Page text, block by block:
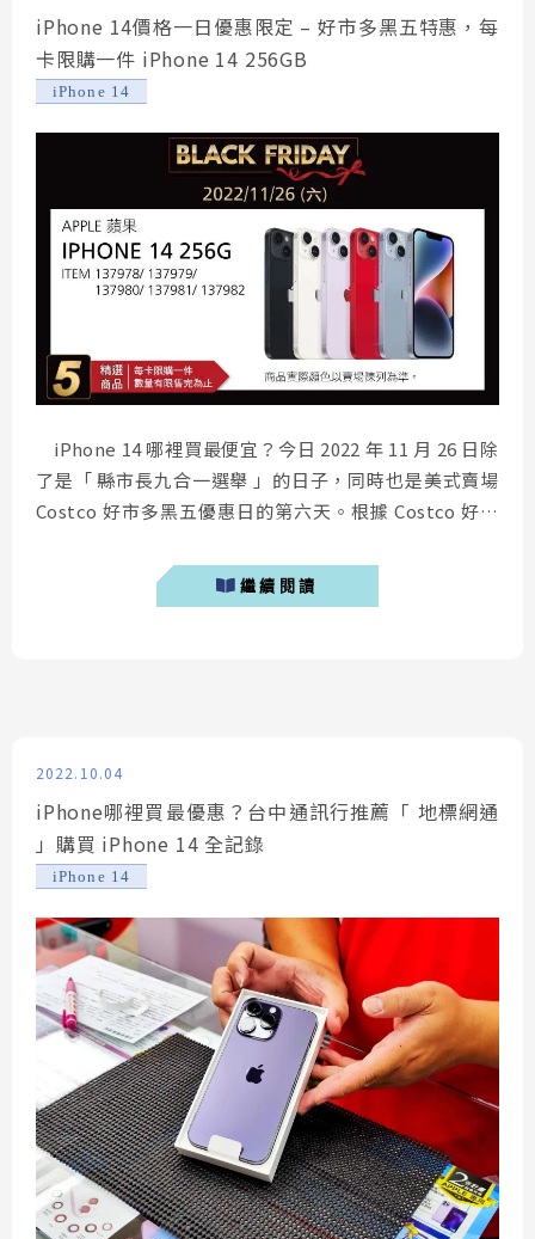
iPhone 14價格一日優惠限定 – 好市多黑五特惠，每
卡限購一件 iPhone 14 256GB
iPhone 14
iPhone 14 哪裡買最便宜？今日 2022 年 11 月 26 日除
了是「 縣市長九合一選舉 」的日子，同時也是美式賣場
Costco 好市多黑五優惠日的第六天。根據 Costco 好市
256GB，可以享有新台幣 2,600 元的折價優惠，還沒入手
新手機的人千萬要把握這次機會。 ...
繼續閱讀
2022.10.04
iPhone哪裡買最優惠？台中通訊行推薦「 地標網通
」購買 iPhone 14 全記錄
iPhone 14